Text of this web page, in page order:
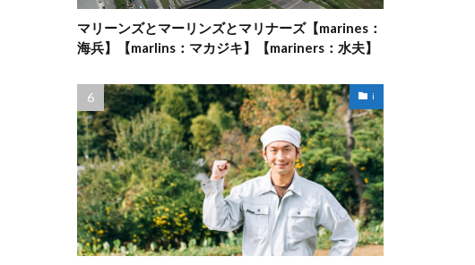
マリーンズとマーリンズとマリナーズ【marines：
海兵】【marlins：マカジキ】【mariners：水夫】
i